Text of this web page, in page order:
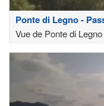
Ponte di Legno -
Vue de Ponte di